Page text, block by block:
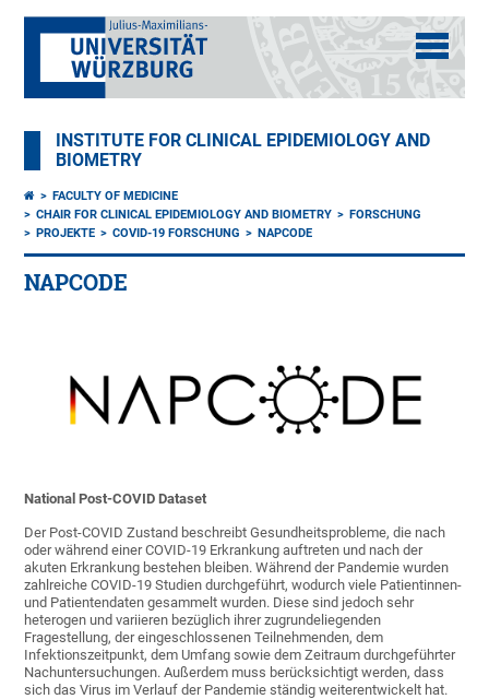
INSTITUTE FOR CLINICAL EPIDEMIOLOGY AND
BIOMETRY
FACULTY OF MEDICINE
CHAIR FOR CLINICAL EPIDEMIOLOGY AND BIOMETRY
FORSCHUNG
PROJEKTE
COVID-19 FORSCHUNG NAPCODE
NAPCODE
National Post-COVID Dataset
Der Post-COVID Zustand beschreibt Gesundheitsprobleme, die nach
oder während einer COVID-19 Erkrankung auftreten und nach der
akuten Erkrankung bestehen bleiben. Während der Pandemie wurden
zahlreiche COVID-19 Studien durchgeführt, wodurch viele Patientinnen-
und Patientendaten gesammelt wurden. Diese sind jedoch sehr
heterogen und variieren bezüglich ihrer zugrundeliegenden
Fragestellung, der eingeschlossenen Teilnehmenden, dem
Infektionszeitpunkt, dem Umfang sowie dem Zeitraum durchgeführter
Nachuntersuchungen. Außerdem muss berücksichtigt werden, dass
sich das Virus im Verlauf der Pandemie ständig weiterentwickelt hat.